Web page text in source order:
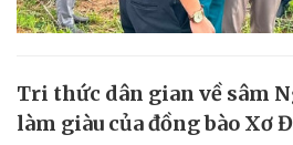
Tri thức dân gian về sâm
làm giàu của đồng bào Xơ